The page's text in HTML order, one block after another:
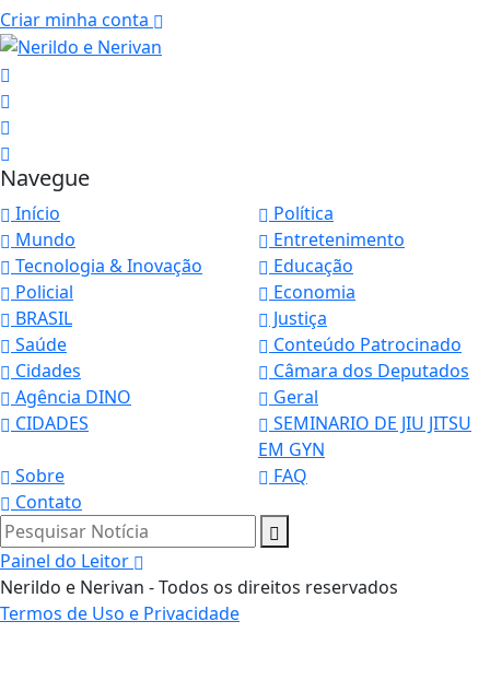
Criar minha conta
Navegue
Início
Política
Mundo
Entretenimento
Tecnologia & Inovação
Educação
Policial
Economia
BRASIL
Justiça
Saúde
Conteúdo Patrocinado
Cidades
Câmara dos Deputados
Agência DINO
Geral
CIDADES
SEMINARIO DE JIU JITSU
EM GYN
Sobre
FAQ
Contato
Pesquisar Notícia
Painel do Leitor
Nerildo e Nerivan - Todos os direitos reservados
Termos de Uso e Privacidade